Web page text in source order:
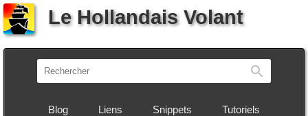
Le Hollandais Volant
Blog Liens Snippets Tutoriels